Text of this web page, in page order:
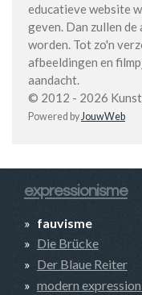
educatieve website
geven. Dan zullen
worden. Tot zo'n
afbeeldingen en
aandacht.
© 2012 - 2026
Powered by JouwWeb
expressionisme
fauvisme
Die Brücke
Der Blaue Reiter
modern